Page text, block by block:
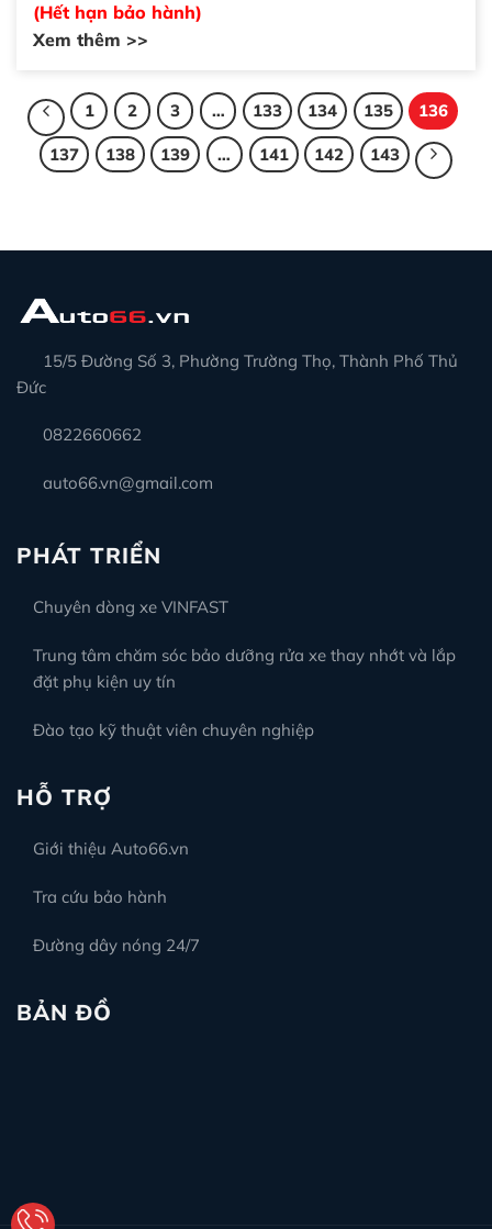
(Hết hạn bảo hành)
Xem thêm >>
1 2 3 … 133 134 135 136
137 138 139 … 141 142 143
15/5 Đường Số 3, Phường Trường Thọ, Thành Phố Thủ
Đức
0822660662
auto66.vn@gmail.com
PHÁT TRIỂN
Chuyên dòng xe VINFAST
Trung tâm chăm sóc bảo dưỡng rửa xe thay nhớt và lắp
đặt phụ kiện uy tín
Đào tạo kỹ thuật viên chuyên nghiệp
HỖ TRỢ
Giới thiệu Auto66.vn
Tra cứu bảo hành
Đường dây nóng 24/7
BẢN ĐỒ